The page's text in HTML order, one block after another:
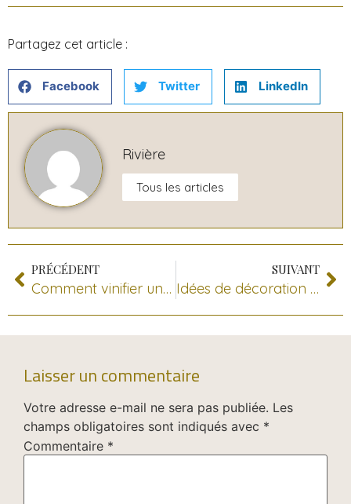
Partagez cet article :
Facebook Twitter LinkedIn
Rivière
Tous les articles
PRÉCÉDENT
Comment vinifier un vin rouge ?
SUIVANT
Idées de décoration avec des bouchons
Laisser un commentaire
Votre adresse e-mail ne sera pas publiée. Les
champs obligatoires sont indiqués avec *
Commentaire *